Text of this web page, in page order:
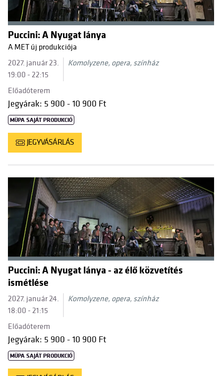
Puccini: A Nyugat lánya
A MET új produkciója
2027. január 23.
19:00 - 22:15
Komolyzene, opera, színház
Előadóterem
Jegyárak: 5 900 - 10 900 Ft
MÜPA SAJÁT PRODUKCIÓ
JEGYVÁSÁRLÁS
Puccini: A Nyugat lánya - az élő közvetítés
ismétlése
2027. január 24.
18:00 - 21:15
Komolyzene, opera, színház
Előadóterem
Jegyárak: 5 900 - 10 900 Ft
MÜPA SAJÁT PRODUKCIÓ